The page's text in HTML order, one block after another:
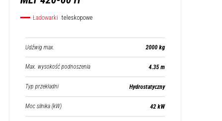
Ładowarki teleskopowe
Udźwig max. 2000 kg
Max. wysokość podnoszenia 4.35 m
Typ przekładni Hydrostatyczny
Moc silnika (kW) 42 kW